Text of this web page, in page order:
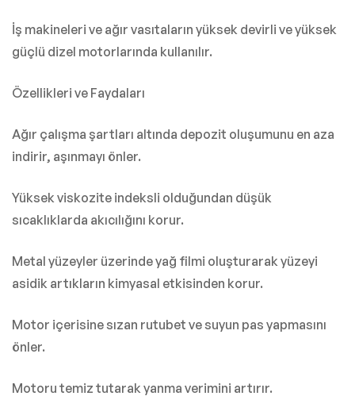
İş makineleri ve ağır vasıtaların yüksek devirli ve yüksek
güçlü dizel motorlarında kullanılır.
Özellikleri ve Faydaları
Ağır çalışma şartları altında depozit oluşumunu en aza
indirir, aşınmayı önler.
Yüksek viskozite indeksli olduğundan düşük
sıcaklıklarda akıcılığını korur.
Metal yüzeyler üzerinde yağ filmi oluşturarak yüzeyi
asidik artıkların kimyasal etkisinden korur.
Motor içerisine sızan rutubet ve suyun pas yapmasını
önler.
Motoru temiz tutarak yanma verimini artırır.